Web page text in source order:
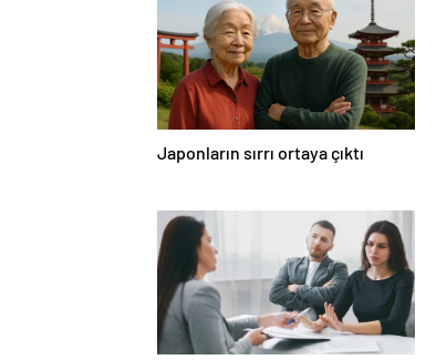
Japonların sırrı ortaya çıktı